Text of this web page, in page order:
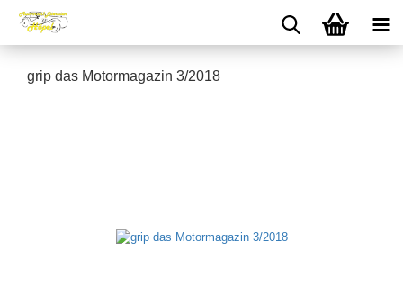
grip das Motormagazin 3/2018